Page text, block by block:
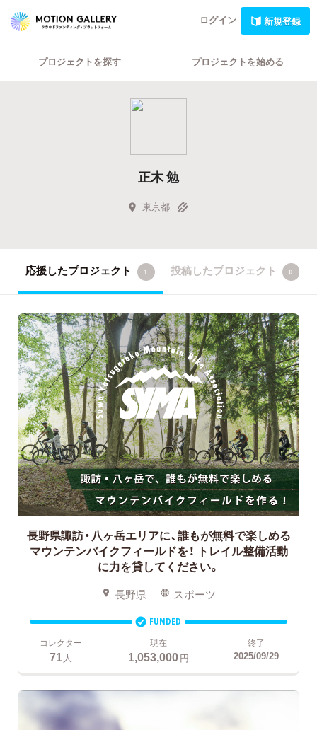
ログイン 新規登録
プロジェクトを探す プロジェクトを始める
正木 勉
東京都
応援したプロジェクト 1 投稿したプロジェクト 0
長野県諏訪・八ヶ岳エリアに、誰もが無料で楽しめる
マウンテンバイクフィールドを！ トレイル整備活動
に力を貸してください。
長野県 スポーツ
FUNDED
コレクター
71 人
現在
1,053,000円
終了
2025/09/29